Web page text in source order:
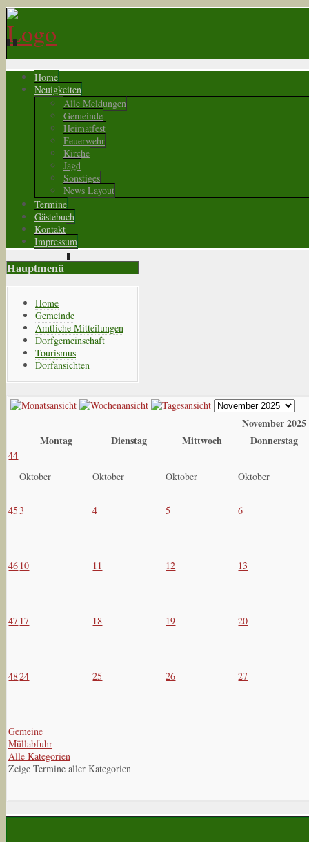
Home
Neuigkeiten
Alle Meldungen
Gemeinde
Heimatfest
Feuerwehr
Kirche
Jagd
Sonstiges
News Layout
Termine
Gästebuch
Kontakt
Impressum
Hauptmenü
Home
Gemeinde
Amtliche Mitteilungen
Dorfgemeinschaft
Tourismus
Dorfansichten
November 2025
Montag
Dienstag Mittwoch Donnerstag
44
Oktober
Oktober Oktober Oktober
45 3 4 5 6
46 10 11 12 13
47 17 18 19 20
4824 25 26 27
Gemeine
Müllabfuhr
Alle Kategorien
Zeige Termine aller Kategorien